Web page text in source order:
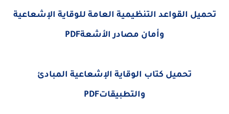
تحميل القواعد التنظيمية العامة للوقاية الإشعاعية
وأمان مصادر الأشعةPDF
تحميل كتاب الوقاية الإشعاعية المبادئ
والتطبيقاتPDF